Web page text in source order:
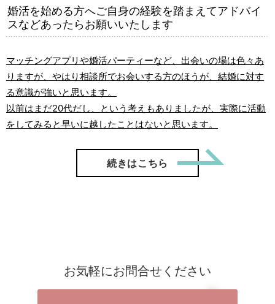
婚活を始める方へご自身の経験を踏まえてアドバイ
スなどあったらお願いいたします
マッチングアプリや婚活パーティーなど、出会いの場は色々あ
りますが、やはり相談所でお会いする方のほうが、結婚に対す
る意識が強いと思います。
以前はまだ20代だし、という考えもありましたが、実際に活動
をしてみると早いに越したことはないと思います。
続きはこちら
お気軽にお問合せください